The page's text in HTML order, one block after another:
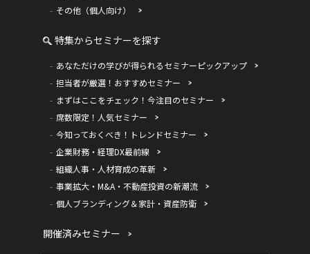
その他（個人向け）
特集からセミナーを探す
あなただけの学びが得られるセミナーピックアップ
担当者が厳選！おすすめセミナー
まずはここをチェック！今注目のセミナー
席数限定！人気セミナー
今知っておくべき！トレンドセミナー
企業財務・経理DX最前線
組織人事・人材育成の革新
事業拡大・M&A・不動産投資の新潮流
個人ブランディング＆家計・資産防衛
開催済みセミナー